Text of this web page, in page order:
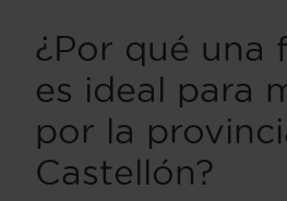
¿Por qué una
es ideal para
por la
Castellón?